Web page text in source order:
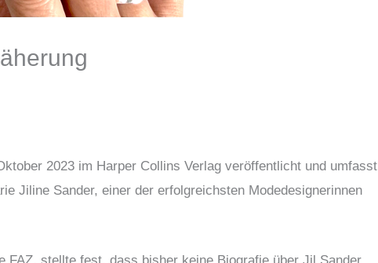
2023 im Harper Collins Verlag veröffentlicht und umfasst
Jiline Sander, einer der erfolgreichsten Modedesignerinnen